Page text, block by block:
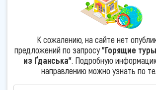
К сожалению, на сайте нет
предложений по запросу"Горящие
из Ґданська". Подробную
направлению можно узнать по